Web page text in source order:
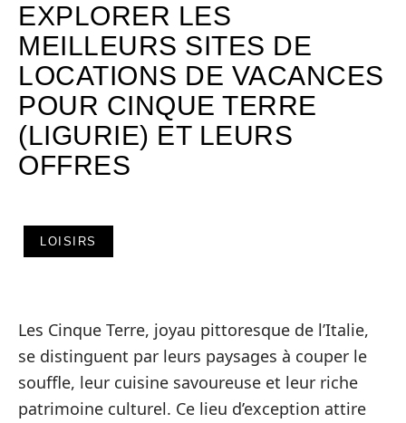
EXPLORER LES
MEILLEURS SITES DE
LOCATIONS DE VACANCES
POUR CINQUE TERRE
(LIGURIE) ET LEURS
OFFRES
LOISIRS
Les Cinque Terre, joyau pittoresque de l’Italie,
se distinguent par leurs paysages à couper le
souffle, leur cuisine savoureuse et leur riche
patrimoine culturel. Ce lieu d’exception attire